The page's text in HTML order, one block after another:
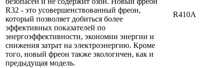
R32 - это усовершенствованный фреон,
который позволяет добиться более
эффективных показателей по
энергоэффективности, экономии энергии и
снижения затрат на электроэнергию. Кроме
того, новый фреон также экологичен, как и
предыдущая модель.
R410A